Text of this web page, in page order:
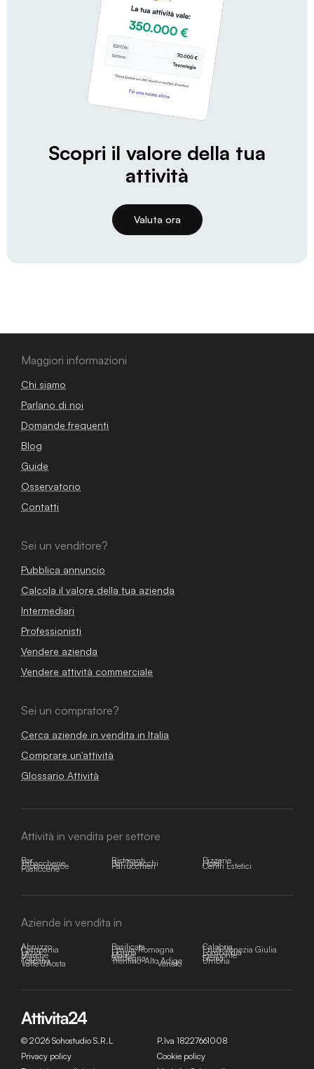
Scopri il valore della tua
attività
Valuta ora
Maggiori informazioni
Chi siamo
Parlano di noi
Domande frequenti
Blog
Guide
Osservatorio
Contatti
Sei un venditore?
Pubblica annuncio
Calcola il valore della tua azienda
Intermediari
Professionisti
Vendere azienda
Vendere attività commerciale
Sei un compratore?
Cerca aziende in vendita in Italia
Comprare un'attività
Glossario Attività
Attività in vendita per settore
Bar Ristoranti Pizzerie
Tabaccherie Bar Tabacchi Hotel
E-commerce Parrucchieri Centri Estetici
Pasticcerie
Aziende in vendita in
Abruzzo Basilicata Calabria
Campania Emilia-Romagna Friuli-Venezia Giulia
Lazio Liguria Lombardia
Marche Molise Piemonte
Puglia Sardegna Sicilia
Toscana Trentino-Alto Adige Umbria
Valle d'Aosta Veneto
© 2026 Sohostudio S.R.L
P.Iva 18227661008
Privacy policy
Cookie policy